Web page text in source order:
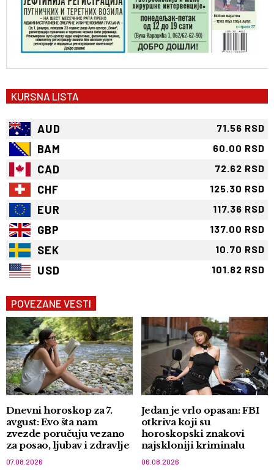
KURSNA LISTA
AUD 71.56 RSD
BAM 60.00 RSD
CAD 72.62 RSD
CHF 125.30 RSD
EUR 117.36 RSD
GBP 137.00 RSD
SEK 10.70 RSD
USD 101.82 RSD
POVEZANE VESTI
Dnevni horoskop za 7.
avgust: Evo šta nam
zvezde poručuju vezano
za posao, ljubav i zdravlje
07.08.2026
Jedan je vrlo opasan: FBI
otkriva koji su
horoskopski znakovi
najskloniji kriminalu
06.08.2026